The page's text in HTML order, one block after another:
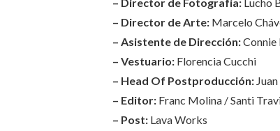
– Director de Arte:Marcelo
– Asistente de Dirección:Connie
– Vestuario:Florencia Cucchi
– Head Of Postproducción:
– Editor:Franc Molina / Santi
– Post:Lava Works